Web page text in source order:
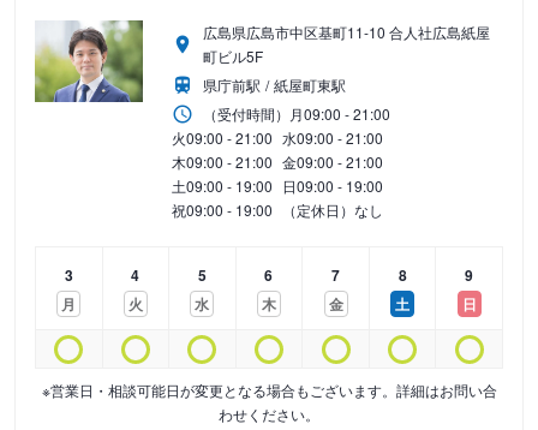
広島県広島市中区基町11-10 合人社広島紙屋
町ビル5F
県庁前駅
紙屋町東駅
（受付時間） 月09:00 - 21:00
火09:00 - 21:00 水09:00 - 21:00
木09:00 - 21:00 金09:00 - 21:00
土09:00 - 19:00 日09:00 - 19:00
祝09:00 - 19:00 （定休日）なし
3
月
4
火
5
水
6
木
7
金
8
土
9
日
※営業日・相談可能日が変更となる場合もございます。詳細はお問い合
わせください。